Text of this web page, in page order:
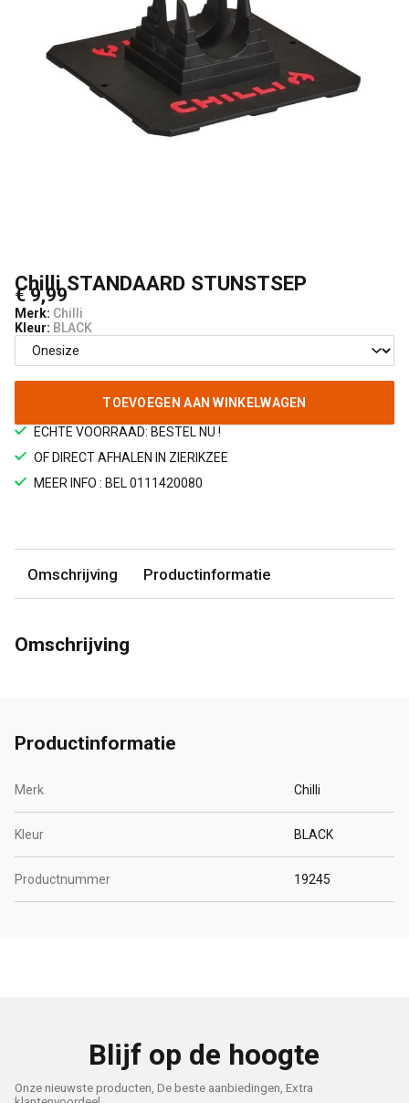
Chilli STANDAARD STUNSTSEP
€ 9,99
Merk: Chilli
Kleur: BLACK
TOEVOEGEN AAN WINKELWAGEN
ECHTE VOORRAAD: BESTEL NU !
OF DIRECT AFHALEN IN ZIERIKZEE
MEER INFO : BEL 0111420080
Omschrijving Productinformatie
Omschrijving
Productinformatie
Merk Chilli
Kleur BLACK
Productnummer 19245
Blijf op de hoogte
Onze nieuwste producten, De beste aanbiedingen, Extra